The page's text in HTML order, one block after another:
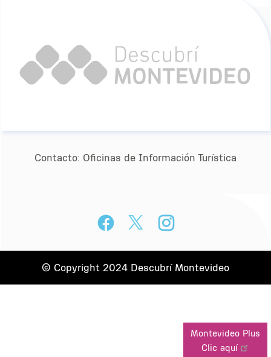
Contacto: Oﬁcinas de Información Turística
© Copyright 2024 Descubrí Montevideo
Montevideo Plus
Clic aquí